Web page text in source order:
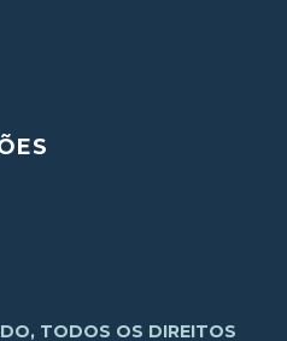
TODOS OS DIREITOS